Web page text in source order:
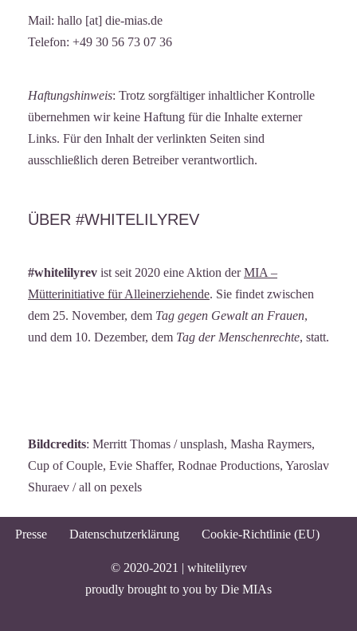
Mail: hallo [at] die-mias.de
Telefon: +49 30 56 73 07 36
Haftungshinweis: Trotz sorgfältiger inhaltlicher Kontrolle
übernehmen wir keine Haftung für die Inhalte externer
Links. Für den Inhalt der verlinkten Seiten sind
ausschließlich deren Betreiber verantwortlich.
ÜBER #WHITELILYREV
#whitelilyrev ist seit 2020 eine Aktion derMIA –
Mütterinitiative für Alleinerziehende. Sie findet zwischen
dem 25. November, dem Tag gegen Gewalt an Frauen,
und dem 10. Dezember, dem Tag der Menschenrechte, statt.
Bildcredits: Merritt Thomas / unsplash, Masha Raymers,
Cup of Couple, Evie Shaffer, Rodnae Productions, Yaroslav
Shuraev / all on pexels
Presse Datenschutzerklärung Cookie-Richtlinie (EU)
© 2020-2021 | whitelilyrev
proudly brought to you by Die MIAs